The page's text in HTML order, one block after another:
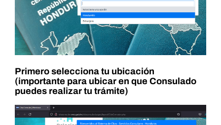
Primero selecciona tu ubicación
(importante para ubicar en que Consulado
puedes realizar tu trámite)